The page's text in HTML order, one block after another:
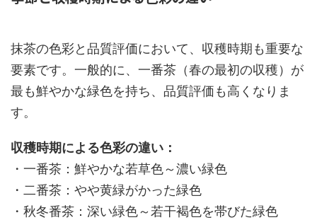
抹茶の色彩と品質評価において、収穫時期も重要な
要素です。一般的に、一番茶（春の最初の収穫）が
最も鮮やかな緑色を持ち、品質評価も高くなりま
す。
収穫時期による色彩の違い：
・一番茶：鮮やかな若草色～濃い緑色
・二番茶：やや黄緑がかった緑色
・秋冬番茶：深い緑色～若干褐色を帯びた緑色